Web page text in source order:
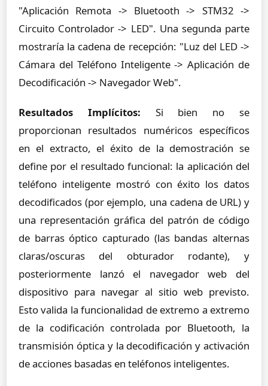
"Aplicación Remota -> Bluetooth -> STM32 ->
Circuito Controlador -> LED". Una segunda parte
mostraría la cadena de recepción: "Luz del LED ->
Cámara del Teléfono Inteligente -> Aplicación de
Decodificación -> Navegador Web".
Resultados Implícitos: Si bien no se
proporcionan resultados numéricos específicos
en el extracto, el éxito de la demostración se
define por el resultado funcional: la aplicación del
teléfono inteligente mostró con éxito los datos
decodificados (por ejemplo, una cadena de URL) y
una representación gráfica del patrón de código
de barras óptico capturado (las bandas alternas
claras/oscuras del obturador rodante), y
posteriormente lanzó el navegador web del
dispositivo para navegar al sitio web previsto.
Esto valida la funcionalidad de extremo a extremo
de la codificación controlada por Bluetooth, la
transmisión óptica y la decodificación y activación
de acciones basadas en teléfonos inteligentes.